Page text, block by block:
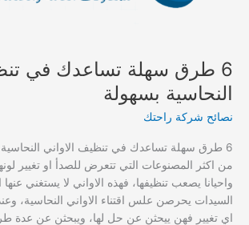
6 طرق سهلة تساعدك في
النحاسية بسهولة
نصائح شركة راحتك
6 طرق سهلة تساعدك في تنظيف الاواني النحاسية
من اكثر المصنوعات التي تتعرض للصدأ او تغيير
واحيانا يصعب تنظيفها، فهذه الاواني لا يستغني
السيدات يحرصن علس اقتناء الاواني النحاسية،
اي تغيير فهن ييحثن عن حل لها، ويبحثن عن عدة